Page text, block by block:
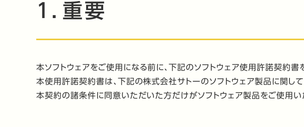
1．重要
本ソフトウェアをご使用になる前に、下記のソフトウェア使用許諾契約書
本使用許諾契約書は、下記の株式会社サトーのソフトウェア製品に関し
本契約の諸条件に同意いただいた方だけがソフトウェア製品をご使用い